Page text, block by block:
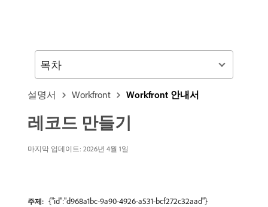
설명서 Workfront Workfront 안내서
레코드 만들기
마지막 업데이트: 2026년 4월 1일
주제: {"id":"d968a1bc-9a90-4926-a531-bcf272c32aad"}
목차